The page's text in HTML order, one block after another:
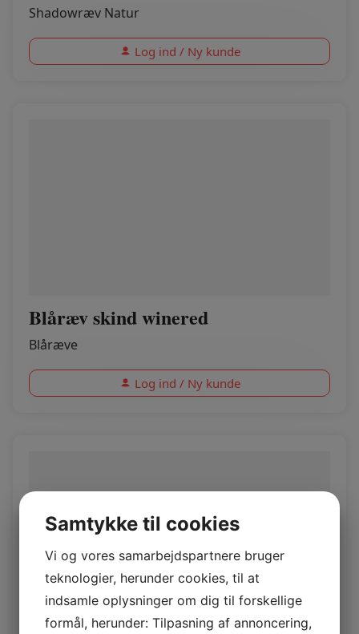
Shadowræv Natur
Log ind / Ny kunde
Blåræv skind winered
Blåræve
Log ind / Ny kunde
Samtykke til cookies
Vi og vores samarbejdspartnere bruger
teknologier, herunder cookies, til at
indsamle oplysninger om dig til forskellige
formål, herunder: Tilpasning af annoncering,